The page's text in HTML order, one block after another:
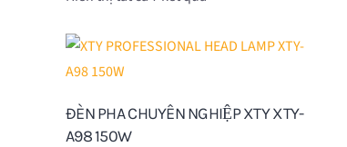
theo
mới
ĐÈN PHA CHUYÊN NGHIỆP XTY XTY-
A98 150W